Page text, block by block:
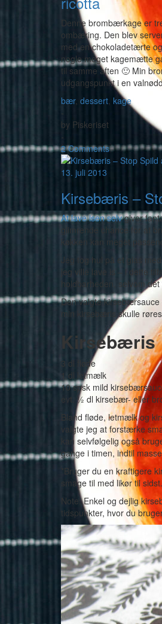
Denne brombærkage er
ombæring. Den blev
med en chokoladetærte
nogle meget kagemætte
til samme aften 🙂 Min
udgangspunkt i en
bær, dessert, kage
-
by Piskeriset
-
2 Comments
13. juli 2013
Kirsebæris –
At lave isen selvgiver
glimrende chance for at
køkken kan meget
Jeg tog hul på et glas
jeg ville lave is – i dette
holdbarheden, selvom
Den valgte
min kirsebæris skulle
Kirsebæris
3 dl fløde
1 dl letmælk
10 spsk mild
evt. ½ dl kirsebær- eller
Bland fløde, letmælk og
valgte jeg at forstærke
kan selvfølgelig også
gange i timen, indtil
*Bruger du en kraftigere
smage til med likør til sidst.
Note: Enkel og dejlig
tidspunkter, hvor du